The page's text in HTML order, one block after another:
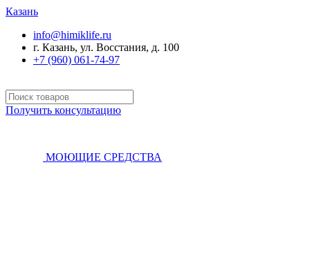
Казань
info@himiklife.ru
г. Казань, ул. Восстания, д. 100
+7 (960) 061-74-97
Получить консультацию
МОЮЩИЕ СРЕДСТВА